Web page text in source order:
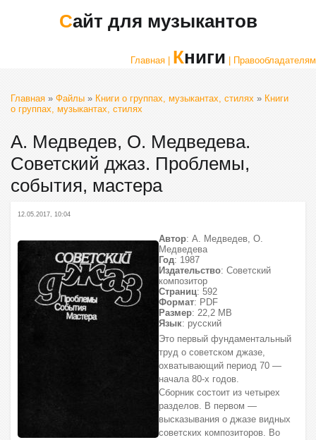
Сайт для музыкантов
Главная | Книги | Правообладателям
Главная » Файлы » Книги о группах, музыкантах, стилях » Книги
о группах, музыкантах, стилях
А. Медведев, О. Медведева.
Советский джаз. Проблемы,
события, мастера
12.05.2017, 10:04
Автор: А. Медведев, О.
Медведева
Год: 1987
Издательство: Советский
композитор
Страниц: 592
Формат: PDF
Размер: 22,2 МВ
Язык: русский
Это первый фундаментальный
труд о советском джазе,
охватывающий период 70 —
начала 80-х годов.
Сборник состоит из четырех
разделов. В первом —
высказывания о джазе видных
советских композиторов. Во